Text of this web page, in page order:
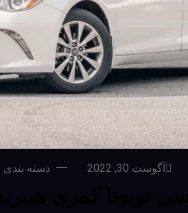
آگوست 30, 2022 دسته بندی